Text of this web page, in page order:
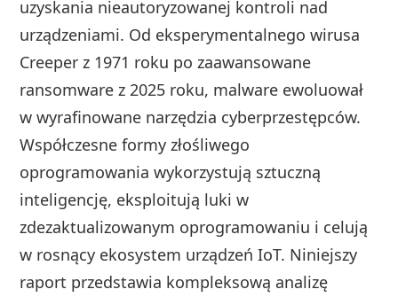
uzyskania nieautoryzowanej kontroli nad
urządzeniami. Od eksperymentalnego wirusa
Creeper z 1971 roku po zaawansowane
ransomware z 2025 roku, malware ewoluował
w wyrafinowane narzędzia cyberprzestępców.
Współczesne formy złośliwego
oprogramowania wykorzystują sztuczną
inteligencję, eksploitują luki w
zdezaktualizowanym oprogramowaniu i celują
w rosnący ekosystem urządzeń IoT. Niniejszy
raport przedstawia kompleksową analizę